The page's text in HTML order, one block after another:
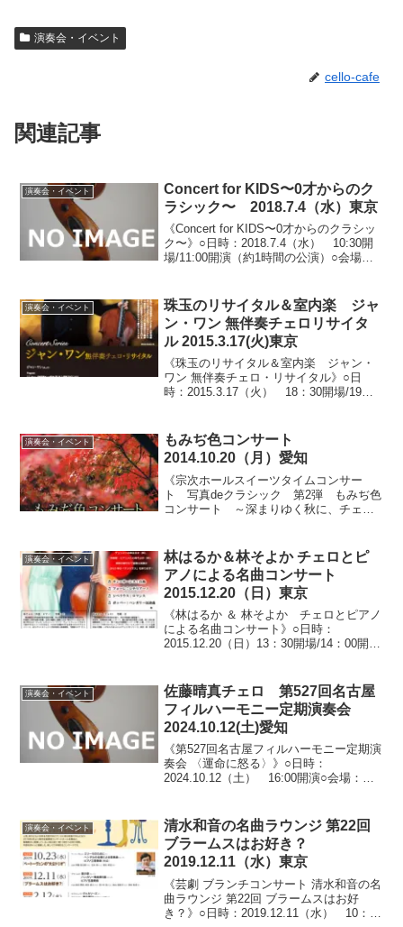
演奏会・イベント
cello-cafe
関連記事
演奏会・イベント
Concert for KIDS〜0才からのク
ラシック〜 2018.7.4（水）東京
《Concert for KIDS〜0才からのクラシッ
ク〜》○日時：2018.7.4（水） 10:30開
場/11:00開演（約1時間の公演）○会場：
席 こども（0才～...
演奏会・イベント
珠玉のリサイタル＆室内楽 ジャ
ン・ワン 無伴奏チェロリサイタ
ル 2015.3.17(火)東京
《珠玉のリサイタル＆室内楽 ジャン・
ワン 無伴奏チェロ・リサイタル》○日
時：2015.3.17（火） 18：30開場/19：
演：ジャン・ワン（チェロ）○プログ...
演奏会・イベント
もみぢ色コンサート
2014.10.20（月）愛知
《宗次ホールスイーツタイムコンサー
ト 写真deクラシック 第2弾 もみぢ色
コンサート ～深まりゆく秋に、チェロ
（15：00終演予定）○会場：宗次ホール
（...
演奏会・イベント
林はるか＆林そよか チェロとピ
アノによる名曲コンサート
2015.12.20（日）東京
《林はるか ＆ 林そよか チェロとピアノ
による名曲コンサート》○日時：
2015.12.20（日）13：30開場/14：00開演
上入場可○出演：林はるか（チェロ...
演奏会・イベント
佐藤晴真チェロ 第527回名古屋
フィルハーモニー定期演奏会
2024.10.12(土)愛知
《第527回名古屋フィルハーモニー定期演
奏会 〈運命に怒る〉》○日時：
2024.10.12（土） 16:00開演○会場：愛
席6,400円/A席5,200円/B席4,2...
演奏会・イベント
清水和音の名曲ラウンジ 第22回
ブラームスはお好き？
2019.12.11（水）東京
《芸劇 ブランチコンサート 清水和音の名
曲ラウンジ 第22回 ブラームスはお好
き？》○日時：2019.12.11（水） 10：30